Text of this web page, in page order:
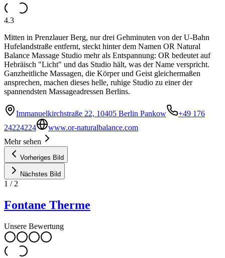
4.3
Mitten in Prenzlauer Berg, nur drei Gehminuten von der U-Bahn
Hufelandstraße entfernt, steckt hinter dem Namen OR Natural
Balance Massage Studio mehr als Entspannung: OR bedeutet auf
Hebräisch "Licht" und das Studio hält, was der Name verspricht.
Ganzheitliche Massagen, die Körper und Geist gleichermaßen
ansprechen, machen dieses helle, ruhige Studio zu einer der
spannendsten Massageadressen Berlins.
Immanuelkirchstraße 22, 10405 Berlin Pankow
+49 176
24224224
www.or-naturalbalance.com
Mehr sehen
Vorheriges Bild
Nächstes Bild
1 / 2
Fontane Therme
Unsere Bewertung